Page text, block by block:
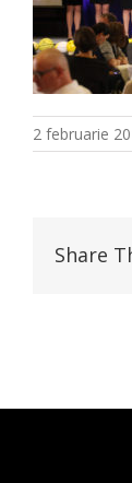
2 februarie
Share